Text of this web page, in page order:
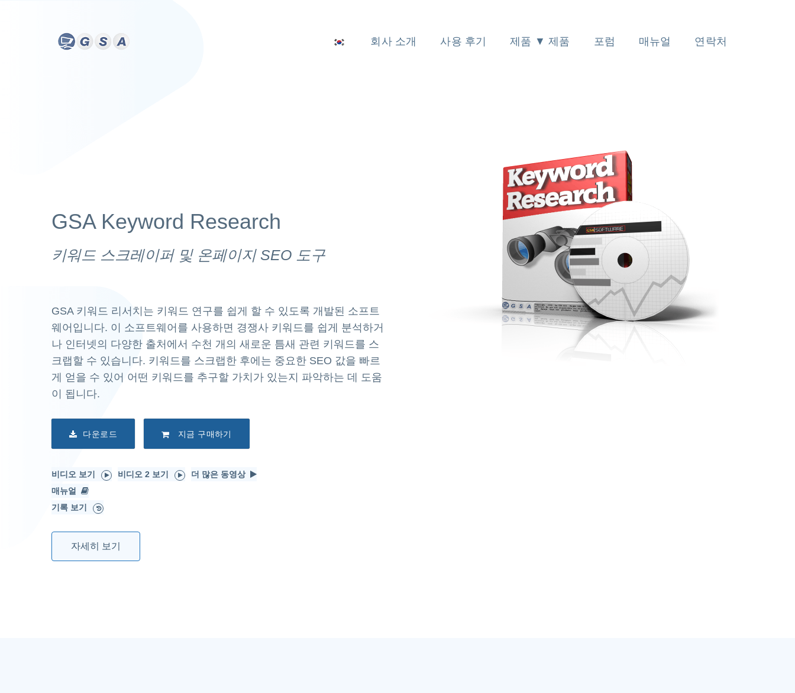
회사 소개 사용 후기 제품 ▼ 제품 포럼 매뉴얼 연락처
GSA Keyword Research
키워드 스크레이퍼 및 온페이지 SEO 도구
GSA 키워드 리서치는 키워드 연구를 쉽게 할 수 있도록 개발된 소프트
웨어입니다. 이 소프트웨어를 사용하면 경쟁사 키워드를 쉽게 분석하거
나 인터넷의 다양한 출처에서 수천 개의 새로운 틈새 관련 키워드를 스
크랩할 수 있습니다. 키워드를 스크랩한 후에는 중요한 SEO 값을 빠르
게 얻을 수 있어 어떤 키워드를 추구할 가치가 있는지 파악하는 데 도움
이 됩니다.
다운로드 지금 구매하기
비디오 보기 비디오 2 보기
더 많은 동영상
매뉴얼
기록 보기
자세히 보기